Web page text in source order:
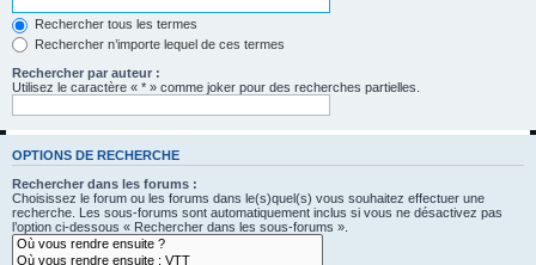
Rechercher tous les termes
Rechercher n’importe lequel de ces termes
Rechercher par auteur :
Utilisez le caractère « * » comme joker pour des recherches partielles.
OPTIONS DE RECHERCHE
Rechercher dans les forums :
Choisissez le forum ou les forums dans le(s)quel(s) vous souhaitez effectuer une
recherche. Les sous-forums sont automatiquement inclus si vous ne désactivez pas
l’option ci-dessous « Rechercher dans les sous-forums ».